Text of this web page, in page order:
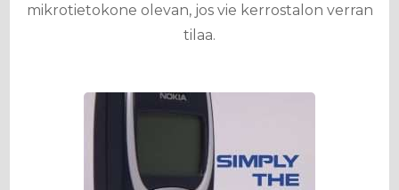
mikrotietokone olevan, jos vie kerrostalon verran
tilaa.